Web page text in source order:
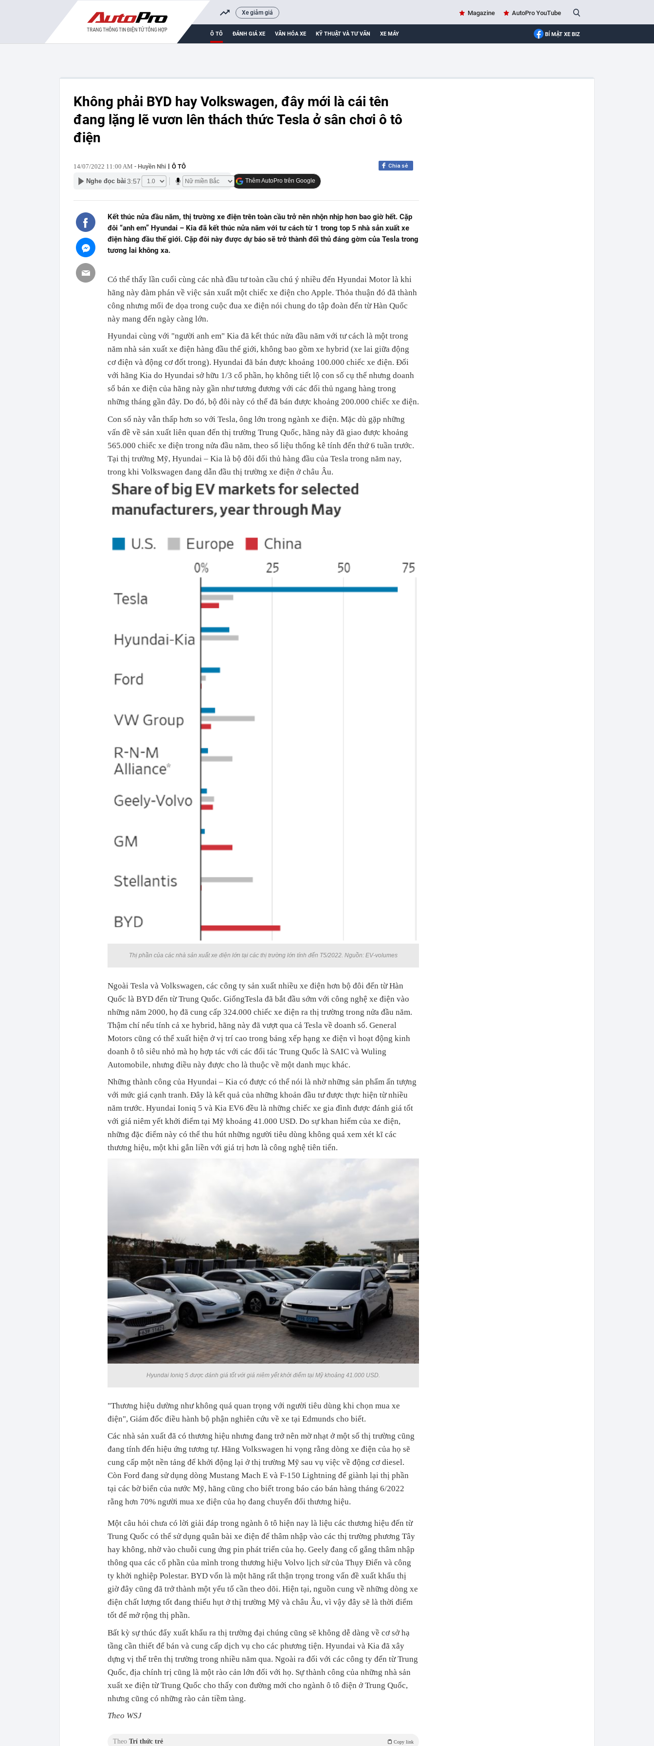
Xe giảm giá Magazine AutoPro YouTube
Ô TÔ ĐÁNH GIÁ XE VĂN HÓA XE KỸ THUẬT VÀ TƯ VẤN XE MÁY BÍ MẬT XE BIZ
Không phải BYD hay Volkswagen, đây mới là cái tên
đang lặng lẽ vươn lên thách thức Tesla ở sân chơi ô tô
điện
14/07/2022 11:00 AM - Huyền Nhi Ô TÔ Chia sẻ
Thêm AutoPro trên Google
Nghe đọc bài 3:57
Kết thúc nửa đầu năm, thị trường xe điện trên toàn cầu trở nên nhộn nhịp hơn bao giờ hết. Cặp
đôi “anh em” Hyundai – Kia đã kết thúc nửa năm với tư cách từ 1 trong top 5 nhà sản xuất xe
điện hàng đầu thế giới. Cặp đôi này được dự báo sẽ trở thành đối thủ đáng gờm của Tesla trong
tương lai không xa.
Có thể thấy lần cuối cùng các nhà đầu tư toàn cầu chú ý nhiều đến Hyundai Motor là khi
hãng này đàm phán về việc sản xuất một chiếc xe điện cho Apple. Thỏa thuận đó đã thành
công nhưng mối đe dọa trong cuộc đua xe điện nói chung do tập đoàn đến từ Hàn Quốc
này mang đến ngày càng lớn.
Hyundai cùng với "người anh em" Kia đã kết thúc nửa đầu năm với tư cách là một trong
năm nhà sản xuất xe điện hàng đầu thế giới, không bao gồm xe hybrid (xe lai giữa động
cơ điện và động cơ đốt trong). Hyundai đã bán được khoảng 100.000 chiếc xe điện. Đối
với hãng Kia do Hyundai sở hữu 1/3 cổ phần, họ không tiết lộ con số cụ thể nhưng doanh
số bán xe điện của hãng này gần như tương đương với các đối thủ ngang hàng trong
những tháng gần đây. Do đó, bộ đôi này có thể đã bán được khoảng 200.000 chiếc xe điện.
Con số này vẫn thấp hơn so với Tesla, ông lớn trong ngành xe điện. Mặc dù gặp những
vấn đề về sản xuất liên quan đến thị trường Trung Quốc, hãng này đã giao được khoảng
565.000 chiếc xe điện trong nửa đầu năm, theo số liệu thống kê tính đến thứ 6 tuần trước.
Tại thị trường Mỹ, Hyundai – Kia là bộ đôi đối thủ hàng đầu của Tesla trong năm nay,
trong khi Volkswagen đang dẫn đầu thị trường xe điện ở châu Âu.
Thị phần của các nhà sản xuất xe điện lớn tại các thị trường lớn tính đến T5/2022. Nguồn: EV-volumes
Ngoài Tesla và Volkswagen, các công ty sản xuất nhiều xe điện hơn bộ đôi đến từ Hàn
Quốc là BYD đến từ Trung Quốc. GiốngTesla đã bắt đầu sớm với công nghệ xe điện vào
những năm 2000, họ đã cung cấp 324.000 chiếc xe điện ra thị trường trong nửa đầu năm.
Thậm chí nếu tính cả xe hybrid, hãng này đã vượt qua cả Tesla về doanh số. General
Motors cũng có thể xuất hiện ở vị trí cao trong bảng xếp hạng xe điện vì hoạt động kinh
doanh ô tô siêu nhỏ mà họ hợp tác với các đối tác Trung Quốc là SAIC và Wuling
Automobile, nhưng điều này được cho là thuộc về một danh mục khác.
Những thành công của Hyundai – Kia có được có thể nói là nhờ những sản phẩm ấn tượng
với mức giá cạnh tranh. Đây là kết quả của những khoản đầu tư được thực hiện từ nhiều
năm trước. Hyundai Ioniq 5 và Kia EV6 đều là những chiếc xe gia đình được đánh giá tốt
với giá niêm yết khởi điểm tại Mỹ khoảng 41.000 USD. Do sự khan hiếm của xe điện,
những đặc điểm này có thể thu hút những người tiêu dùng không quá xem xét kĩ các
thương hiệu, một khi gắn liền với giá trị hơn là công nghệ tiên tiến.
Hyundai Ioniq 5 được đánh giá tốt với giá niêm yết khởi điểm tại Mỹ khoảng 41.000 USD.
"Thương hiệu dường như không quá quan trọng với người tiêu dùng khi chọn mua xe
điện", Giám đốc điều hành bộ phận nghiên cứu về xe tại Edmunds cho biết.
Các nhà sản xuất đã có thương hiệu nhưng đang trở nên mờ nhạt ở một số thị trường cũng
đang tính đến hiệu ứng tương tự. Hãng Volkswagen hi vọng rằng dòng xe điện của họ sẽ
cung cấp một nền tảng để khởi động lại ở thị trường Mỹ sau vụ việc về động cơ diesel.
Còn Ford đang sử dụng dòng Mustang Mach E và F-150 Lightning để giành lại thị phần
tại các bờ biển của nước Mỹ, hãng cũng cho biết trong báo cáo bán hàng tháng 6/2022
rằng hơn 70% người mua xe điện của họ đang chuyển đổi thương hiệu.
Một câu hỏi chưa có lời giải đáp trong ngành ô tô hiện nay là liệu các thương hiệu đến từ
Trung Quốc có thể sử dụng quân bài xe điện để thâm nhập vào các thị trường phương Tây
hay không, nhờ vào chuỗi cung ứng pin phát triển của họ. Geely đang cố gắng thâm nhập
thông qua các cổ phần của mình trong thương hiệu Volvo lịch sử của Thụy Điển và công
ty khởi nghiệp Polestar. BYD vốn là một hãng rất thận trọng trong vấn đề xuất khẩu thị
giờ đây cũng đã trở thành một yếu tố cần theo dõi. Hiện tại, nguồn cung về những dòng xe
điện chất lượng tốt đang thiếu hụt ở thị trường Mỹ và châu Âu, vì vậy đây sẽ là thời điểm
tốt để mở rộng thị phần.
Bất kỳ sự thúc đẩy xuất khẩu ra thị trường đại chúng cũng sẽ không dễ dàng về cơ sở hạ
tầng cần thiết để bán và cung cấp dịch vụ cho các phương tiện. Hyundai và Kia đã xây
dựng vị thế trên thị trường trong nhiều năm qua. Ngoài ra đối với các công ty đến từ Trung
Quốc, địa chính trị cũng là một rào cản lớn đối với họ. Sự thành công của những nhà sản
xuất xe điện từ Trung Quốc cho thấy con đường mới cho ngành ô tô điện ở Trung Quốc,
nhưng cũng có những rào cản tiềm tàng.
Theo WSJ
Theo Trí thức trẻ Copy link